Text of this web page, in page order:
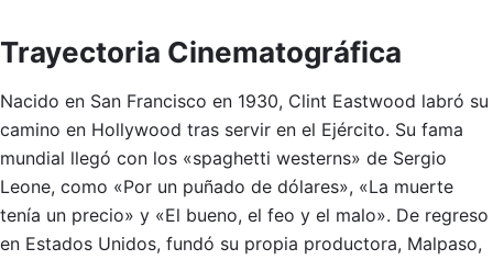
Trayectoria Cinematográfica
Nacido en San Francisco en 1930, Clint Eastwood labró su
camino en Hollywood tras servir en el Ejército. Su fama
mundial llegó con los «spaghetti westerns» de Sergio
Leone, como «Por un puñado de dólares», «La muerte
tenía un precio» y «El bueno, el feo y el malo». De regreso
en Estados Unidos, fundó su propia productora, Malpaso,